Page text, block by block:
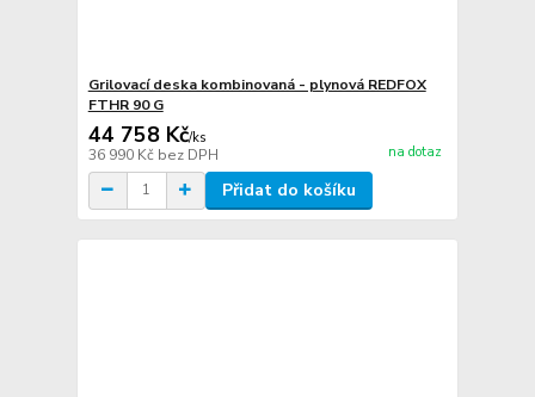
Grilovací deska kombinovaná - plynová REDFOX
FTHR 90 G
44 758 Kč/ks
36 990 Kč bez DPH na dotaz
Přidat do košíku